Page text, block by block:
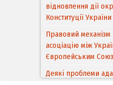
відновлення дії
Конституції України
Правовий механізм
асоціацію між
Європейським
Деякі проблеми